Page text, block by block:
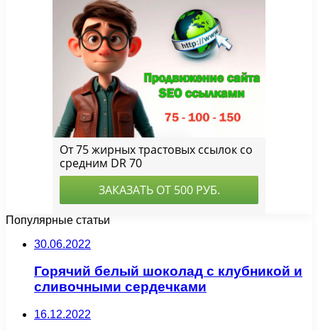
Популярные статьи
30.06.2022
Горячий белый шоколад с клубникой и
сливочными сердечками
16.12.2022